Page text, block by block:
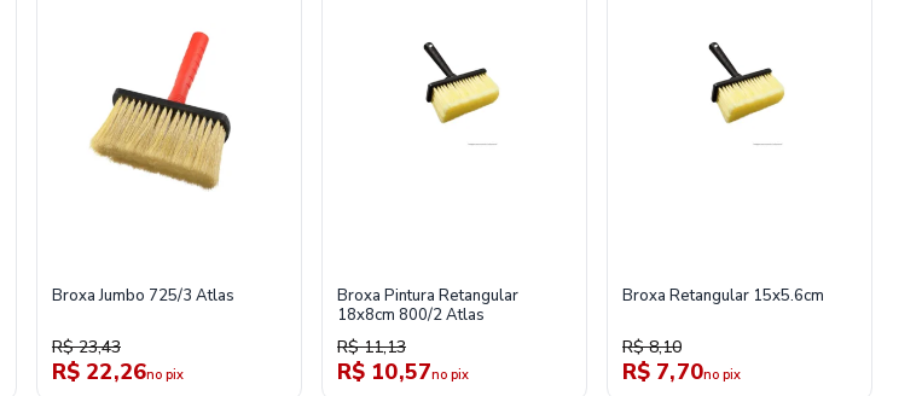
Broxa Jumbo 725/3 Atlas
R$ 23,43
R$ 22,26no pix
Broxa Pintura Retangular
18x8cm 800/2 Atlas
R$ 11,13
R$ 10,57no pix
Broxa Retangular 15x5.6cm
R$ 8,10
R$ 7,70no pix